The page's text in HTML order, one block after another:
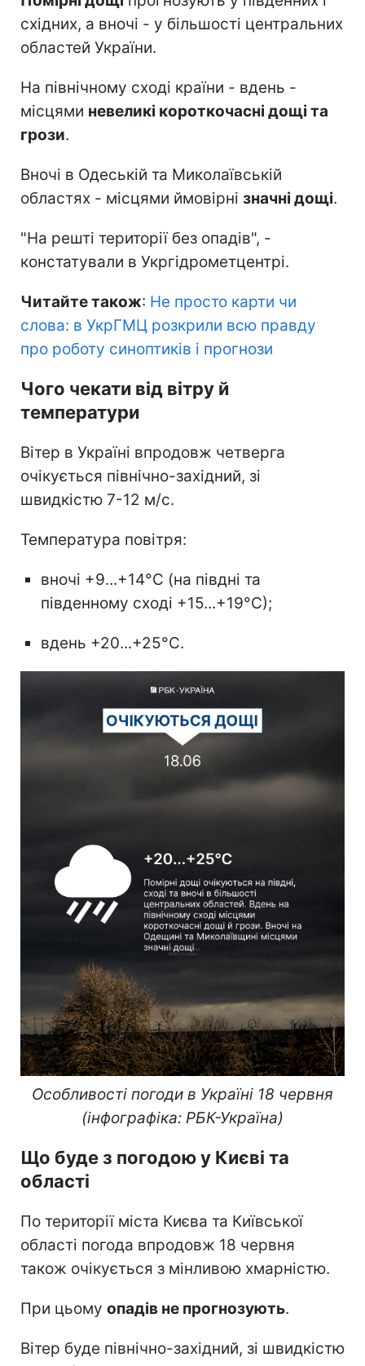
східних, а вночі - у більшості центральних
областей України.
На північному сході країни - вдень -
місцями невеликі короткочасні дощі та
грози.
Вночі в Одеській та Миколаївській
областях - місцями ймовірні значні дощі.
"На решті території без опадів", -
констатували в Укргідрометцентрі.
Читайте також: Не просто карти чи
слова: в УкрГМЦ розкрили всю правду
про роботу синоптиків і прогнози
Чого чекати від вітру й
температури
Вітер в Україні впродовж четверга
очікується північно-західний, зі
швидкістю 7-12 м/с.
Температура повітря:
вночі +9...+14°С (на півдні та
південному сході +15...+19°С);
вдень +20...+25°С.
Особливості погоди в Україні 18 червня
(інфографіка: РБК-Україна)
Що буде з погодою у Києві та
області
По території міста Києва та Київської
області погода впродовж 18 червня
також очікується з мінливою хмарністю.
При цьому опадів не прогнозують.
Вітер буде північно-західний, зі швидкістю